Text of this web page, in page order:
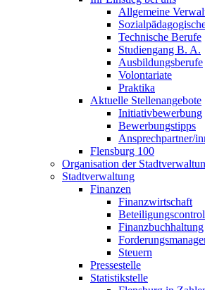
Allgemeine
Technische Berufe
Studiengang B. A.
Ausbildungsberufe
Volontariate
Praktika
Aktuelle Stellenangebote
Initiativbewerbung
Bewerbungstipps
Ansprechpartner/
Flensburg 100
Organisation der
Stadtverwaltung
Finanzen
Finanzwirtschaft
Finanzbuchhaltung
Steuern
Pressestelle
Statistikstelle